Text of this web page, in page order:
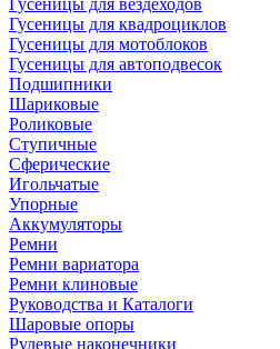
Гусеницы для вездеходов
Гусеницы для квадроциклов
Гусеницы для мотоблоков
Гусеницы для автоподвесок
Подшипники
Шариковые
Роликовые
Ступичные
Сферические
Игольчатые
Упорные
Аккумуляторы
Ремни
Ремни вариатора
Ремни клиновые
Руководства и Каталоги
Шаровые опоры
Рулевые наконечники